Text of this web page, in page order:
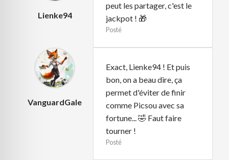
Lienke94
peut les partager, c'est le
jackpot ! 🎁
Posté
VanguardGale
Exact, Lienke94 ! Et puis
bon, on a beau dire, ça
permet d'éviter de finir
comme Picsou avec sa
fortune... 🤣 Faut faire
tourner !
Posté